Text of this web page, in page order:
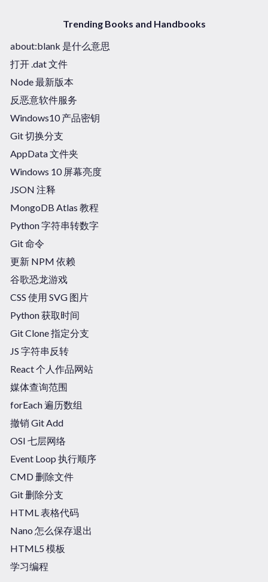
Trending Books and Handbooks
about:blank 是什么意思
打开 .dat 文件
Node 最新版本
反恶意软件服务
Windows10 产品密钥
Git 切换分支
AppData 文件夹
Windows 10 屏幕亮度
JSON 注释
MongoDB Atlas 教程
Python 字符串转数字
Git 命令
更新 NPM 依赖
谷歌恐龙游戏
CSS 使用 SVG 图片
Python 获取时间
Git Clone 指定分支
JS 字符串反转
React 个人作品网站
媒体查询范围
forEach 遍历数组
撤销 Git Add
OSI 七层网络
Event Loop 执行顺序
CMD 删除文件
Git 删除分支
HTML 表格代码
Nano 怎么保存退出
HTML5 模板
学习编程